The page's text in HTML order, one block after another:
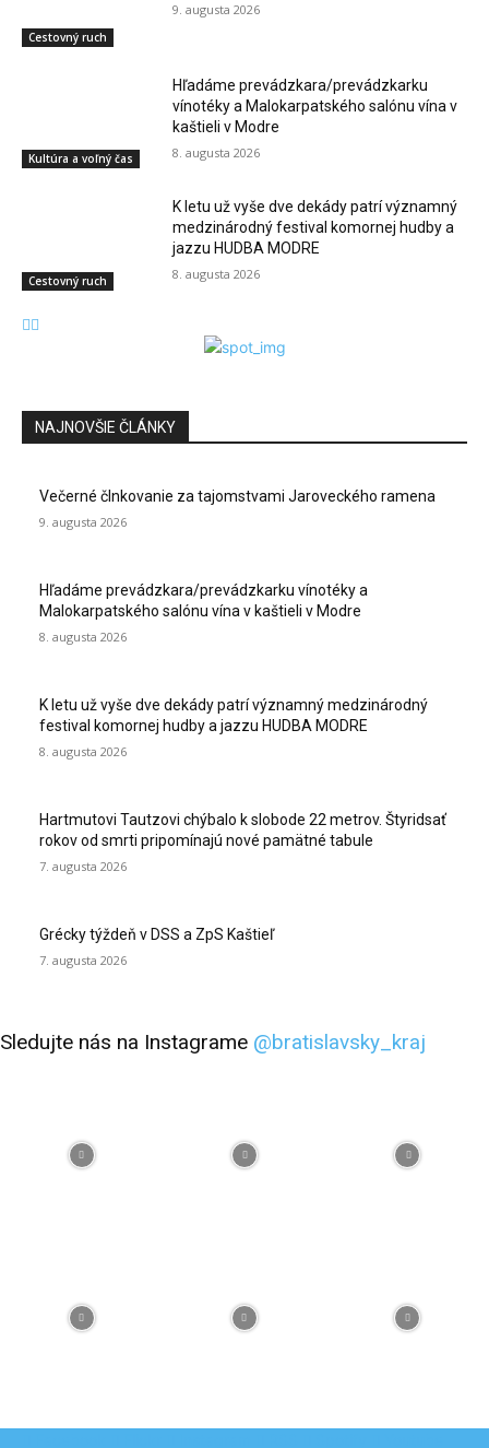
Cestovný ruch
9. augusta 2026
Kultúra a voľný čas
Hľadáme prevádzkara/prevádzkarku
vínotéky a Malokarpatského salónu vína v
kaštieli v Modre
8. augusta 2026
Cestovný ruch
K letu už vyše dve dekády patrí významný
medzinárodný festival komornej hudby a
jazzu HUDBA MODRE
8. augusta 2026
NAJNOVŠIE ČLÁNKY
Večerné člnkovanie za tajomstvami Jaroveckého ramena
9. augusta 2026
Hľadáme prevádzkara/prevádzkarku vínotéky a
Malokarpatského salónu vína v kaštieli v Modre
8. augusta 2026
K letu už vyše dve dekády patrí významný medzinárodný
festival komornej hudby a jazzu HUDBA MODRE
8. augusta 2026
Hartmutovi Tautzovi chýbalo k slobode 22 metrov. Štyridsať
rokov od smrti pripomínajú nové pamätné tabule
7. augusta 2026
Grécky týždeň v DSS a ZpS Kaštieľ
7. augusta 2026
Sledujte nás na Instagrame @bratislavsky_kraj